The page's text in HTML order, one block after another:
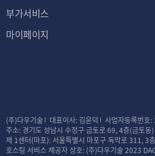
부가서비스
마이페이지
(주)다우기술 대표이사: 김윤덕 사업자등록번
주소: 경기도 성남시 수정구 금토로 69, 4층(금토동
제 1센터(마포): 서울특별시 마포구 독막로 311, 3
호스팅 서비스 제공자 상호: (주)다우기술2023